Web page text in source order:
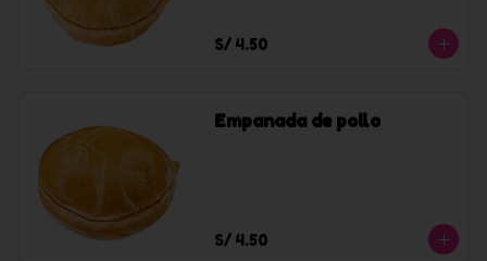
S/ 4.50
Empanada de pollo
S/ 4.50